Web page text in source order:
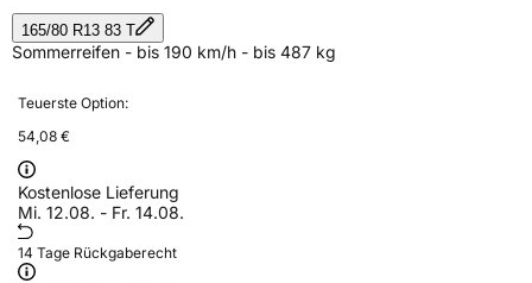
165/80 R13 83 T
Sommerreifen - bis 190 km/h - bis 487 kg
Teuerste Option:
54,08 €
Kostenlose Lieferung
Mi. 12.08. - Fr. 14.08.
14 Tage Rückgaberecht